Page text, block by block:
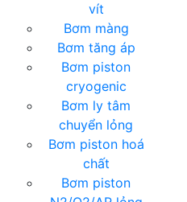
vít
Bơm màng
Bơm tăng áp
Bơm piston
cryogenic
Bơm ly tâm
chuyển lỏng
Bơm piston hoá
chất
Bơm piston